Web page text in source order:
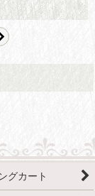
グカート